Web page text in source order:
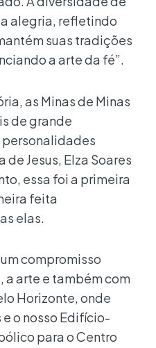
alegria, refletindo
suas tradições
a arte da fé”.
as Minas de Minas
de grande
Jesus, Elza Soares
essa foi a primeira
feita
elas.
compromisso
a arte e também com
Horizonte, onde
o nosso Edifício-
para o Centro